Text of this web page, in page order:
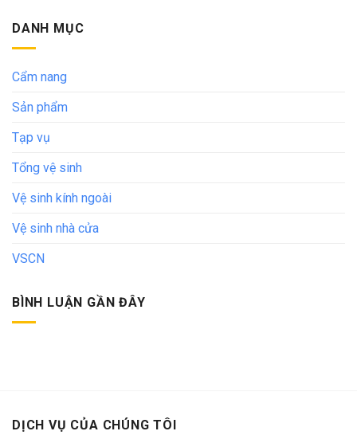
DANH MỤC
Cẩm nang
Sản phẩm
Tạp vụ
Tổng vệ sinh
Vệ sinh kính ngoài
Vệ sinh nhà cửa
VSCN
BÌNH LUẬN GẦN ĐÂY
DỊCH VỤ CỦA CHÚNG TÔI